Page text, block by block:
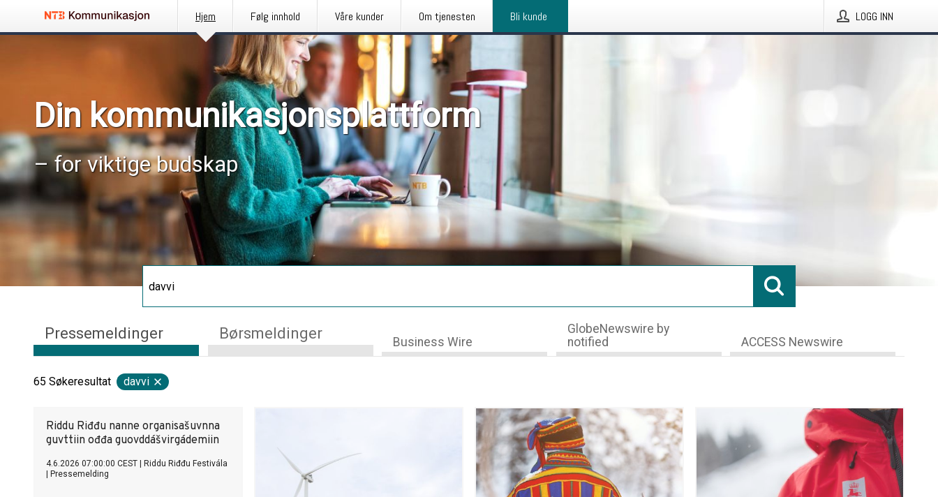
Hjem Følg innhold Våre kunder Om tjenesten Bli kunde LOGG INN
Din kommunikasjonsplattform
– for viktige budskap
Pressemeldinger Børsmeldinger Business Wire
GlobeNewswire by
notified
ACCESS Newswire
65 Søkeresultat davvi
Riddu Riđđu nanne organisašuvnna
guvttiin ođđa guovddášvirgádemiin
4.6.2026 07:00:00 CEST
Riddu Riđđu Festivála
Pressemelding